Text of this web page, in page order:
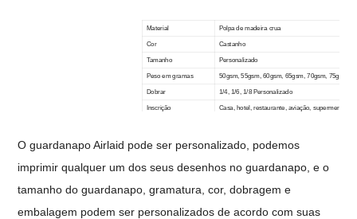
Material Polpa de madeira crua
Cor Castanho
Tamanho Personalizado
Peso em gramas 50gsm, 55gsm, 60gsm,65gsm, 70gsm, 75gsm,
Dobrar 1/4, 1/6, 1/8 Personalizado
Inscrição Casa, hotel, restaurante, aviação, supermercado,
100 peças/saco, 2000 peças/caixa
Serviço de amostra Amostra grátis disponível
O guardanapo Airlaid pode ser personalizado, podemos
imprimir qualquer um dos seus desenhos no guardanapo, e o
tamanho do guardanapo, gramatura, cor, dobragem e
embalagem podem ser personalizados de acordo com suas